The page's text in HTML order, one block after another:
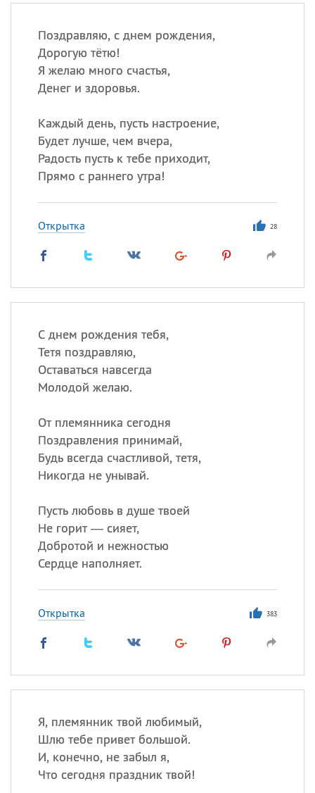
Поздравляю, с днем рождения,
Дорогую тётю!
Я желаю много счастья,
Денег и здоровья.
Каждый день, пусть настроение,
Будет лучше, чем вчера,
Радость пусть к тебе приходит,
Прямо с раннего утра!
Открытка 28
С днем рождения тебя,
Тетя поздравляю,
Оставаться навсегда
Молодой желаю.
От племянника сегодня
Поздравления принимай,
Будь всегда счастливой, тетя,
Никогда не унывай.
Пусть любовь в душе твоей
Не горит — сияет,
Добротой и нежностью
Сердце наполняет.
Открытка 383
Я, племянник твой любимый,
Шлю тебе привет большой.
И, конечно, не забыл я,
Что сегодня праздник твой!